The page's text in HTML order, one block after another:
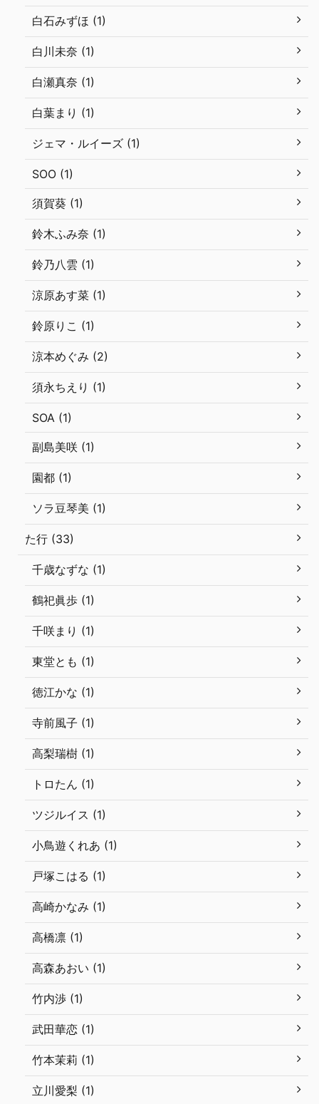
白石みずほ (1)
白川未奈 (1)
白瀬真奈 (1)
白葉まり (1)
ジェマ・ルイーズ (1)
SOO (1)
須賀葵 (1)
鈴木ふみ奈 (1)
鈴乃八雲 (1)
涼原あす菜 (1)
鈴原りこ (1)
涼本めぐみ (2)
須永ちえり (1)
SOA (1)
副島美咲 (1)
園都 (1)
ソラ豆琴美 (1)
た行 (33)
千歳なずな (1)
鶴祀眞歩 (1)
千咲まり (1)
東堂とも (1)
徳江かな (1)
寺前風子 (1)
高梨瑞樹 (1)
トロたん (1)
ツジルイス (1)
小鳥遊くれあ (1)
戸塚こはる (1)
高崎かなみ (1)
高橋凛 (1)
高森あおい (1)
竹内渉 (1)
武田華恋 (1)
竹本茉莉 (1)
立川愛梨 (1)